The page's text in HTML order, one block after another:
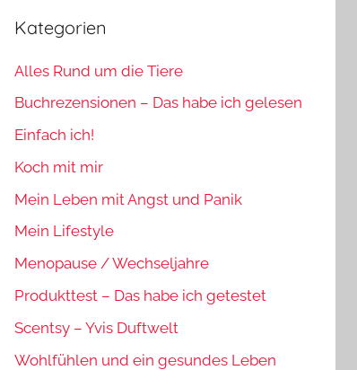
Kategorien
Alles Rund um die Tiere
Buchrezensionen – Das habe ich gelesen
Einfach ich!
Koch mit mir
Mein Leben mit Angst und Panik
Mein Lifestyle
Menopause / Wechseljahre
Produkttest – Das habe ich getestet
Scentsy – Yvis Duftwelt
Wohlfühlen und ein gesundes Leben